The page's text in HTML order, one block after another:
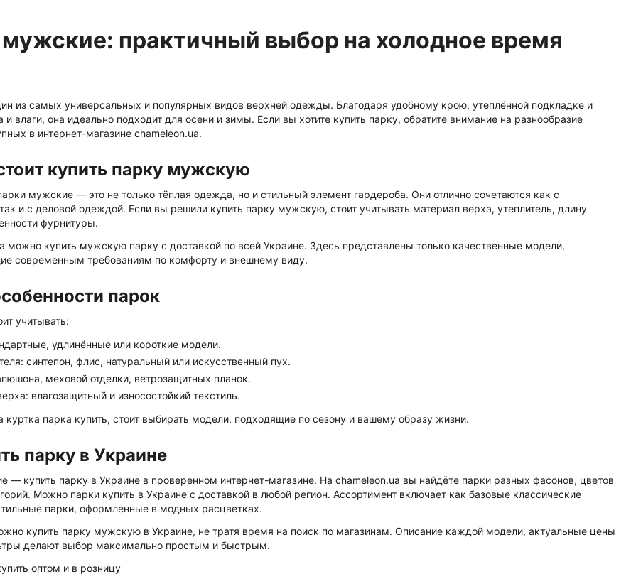
практичный выбор на холодное время
из самых универсальных и популярных видов верхней одежды. Благодаря удобному крою, утеплённой подкладке и
и влаги, она идеально подходит для осени и зимы. Если вы хотите купить парку, обратите внимание на разнообразие
в интернет-магазине chameleon.ua.
купить парку мужскую
мужские — это не только тёплая одежда, но и стильный элемент гардероба. Они отлично сочетаются как с
и с деловой одеждой. Если вы решили купить парку мужскую, стоит учитывать материал верха, утеплитель, длину
фурнитуры.
можно купить мужскую парку с доставкой по всей Украине. Здесь представлены только качественные модели,
современным требованиям по комфорту и внешнему виду.
парок
учитывать:
удлинённые или короткие модели.
синтепон, флис, натуральный или искусственный пух.
меховой отделки, ветрозащитных планок.
влагозащитный и износостойкий текстиль.
куртка парка купить, стоит выбирать модели, подходящие по сезону и вашему образу жизни.
парку в Украине
— купить парку в Украине в проверенном интернет-магазине. На chameleon.ua вы найдёте парки разных фасонов, цветов
Можно парки купить в Украине с доставкой в любой регион. Ассортимент включает как базовые классические
парки, оформленные в модных расцветках.
купить парку мужскую в Украине, не тратя время на поиск по магазинам. Описание каждой модели, актуальные цены
делают выбор максимально простым и быстрым.
оптом и в розницу